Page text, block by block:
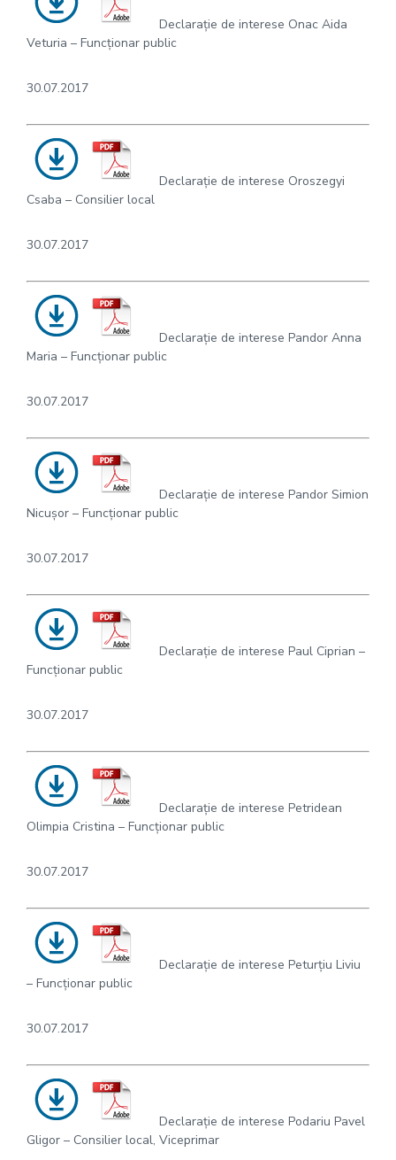
Declarație de interese Onac Aida
Veturia – Funcționar public
30.07.2017
Declarație de interese Oroszegyi
Csaba – Consilier local
30.07.2017
Declarație de interese Pandor Anna
Maria – Funcționar public
30.07.2017
Declarație de interese Pandor Simion
Nicușor – Funcționar public
30.07.2017
Declarație de interese Paul Ciprian –
Funcționar public
30.07.2017
Declarație de interese Petridean
Olimpia Cristina – Funcționar public
30.07.2017
Declarație de interese Peturțiu Liviu
– Funcționar public
30.07.2017
Declarație de interese Podariu Pavel
Gligor – Consilier local, Viceprimar